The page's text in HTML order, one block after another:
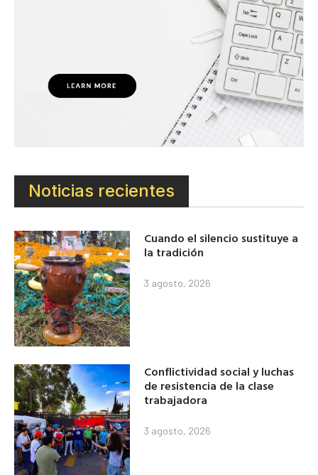
Noticias recientes
Cuando el silencio sustituye a
la tradición
3 agosto, 2026
Conflictividad social y luchas
de resistencia de la clase
trabajadora
3 agosto, 2026